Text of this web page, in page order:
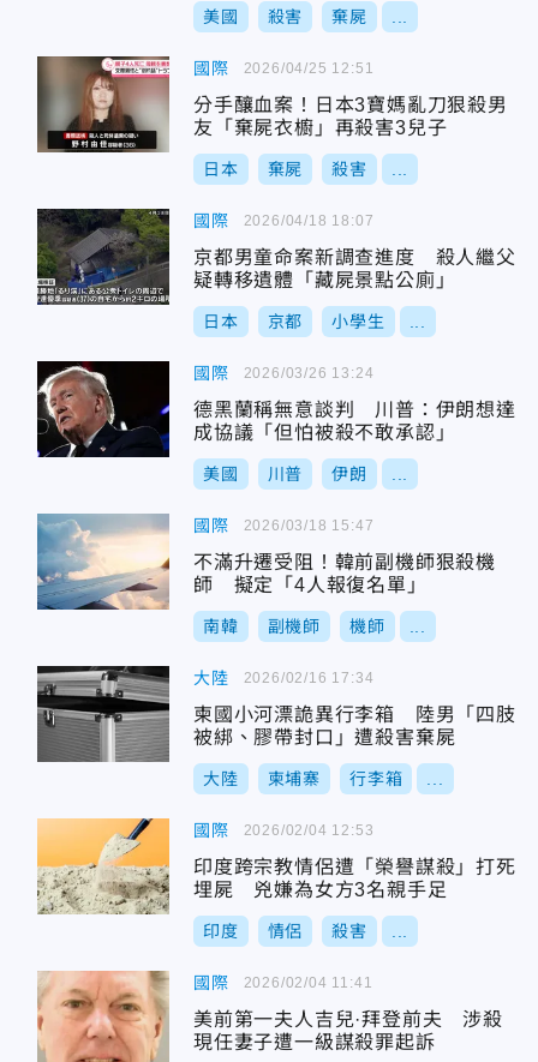
美國 殺害 棄屍
國際
分手釀血案！日本3寶媽亂刀狠殺男
友「棄屍衣櫥」再殺害3兒子
日本 棄屍 殺害
2026/04/25 12:51
國際
京都男童命案新調查進度 殺人繼父
疑轉移遺體「藏屍景點公廁」
日本 京都 小學生
2026/04/18 18:07
國際
德黑蘭稱無意談判 川普：伊朗想達
成協議「但怕被殺不敢承認」
美國 川普 伊朗
2026/03/26 13:24
國際
不滿升遷受阻！韓前副機師狠殺機
師 擬定「4人報復名單」
南韓 副機師 機師
2026/03/18 15:47
大陸
柬國小河漂詭異行李箱 陸男「四肢
被綁、膠帶封口」遭殺害棄屍
大陸 柬埔寨 行李箱
2026/02/16 17:34
國際
印度跨宗教情侶遭「榮譽謀殺」打死
埋屍 兇嫌為女方3名親手足
印度 情侶 殺害
2026/02/04 12:53
國際
美前第一夫人吉兒·拜登前夫 涉殺
現任妻子遭一級謀殺罪起訴
2026/02/04 11:41